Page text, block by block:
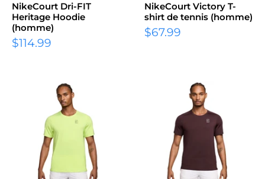
NikeCourt Dri-FIT
Heritage Hoodie
(homme)
Prix
$114.99
NikeCourt Victory T-
shirt de tennis (homme)
Prix
$67.99